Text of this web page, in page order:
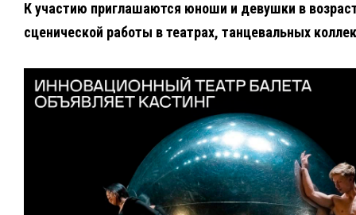
К участию приглашаются юноши и девушки в
сценической работы в театрах, танцевальных